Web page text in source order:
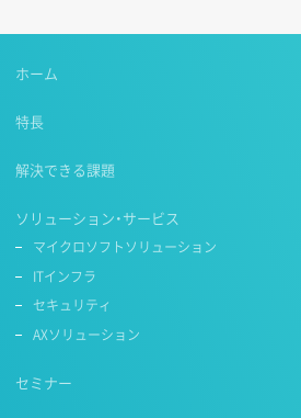
ホーム
特長
解決できる課題
ソリューション・サービス
マイクロソフトソリューション
ITインフラ
セキュリティ
AXソリューション
セミナー